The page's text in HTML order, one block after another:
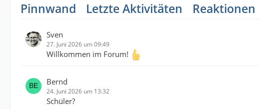
Pinnwand Letzte Aktivitäten Reaktionen
Sven
27. Juni 2026 um 09:49
Willkommen im Forum!
Bernd
24. Juni 2026 um 13:32
Schüler?